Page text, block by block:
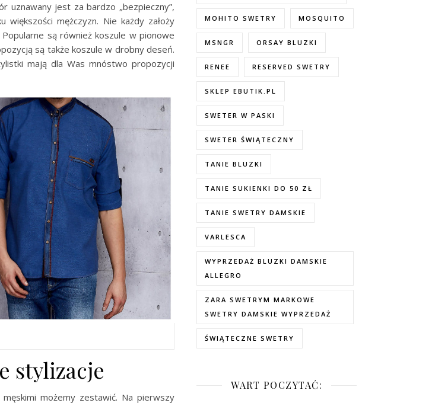
uznawany jest za bardzo „bezpieczny”,
mężczyzn. Nie każdy założy
są również koszule w pionowe
są także koszule w drobny deseń.
mają dla Was mnóstwo propozycji
stylizacje
możemy zestawić. Na pierwszy
MOHITO SWETRY MOSQUITO
MSNGR ORSAY BLUZKI
RENEE RESERVED SWETRY
SKLEP EBUTIK.PL
SWETER W PASKI
SWETER ŚWIĄTECZNY
TANIE BLUZKI
TANIE SUKIENKI DO 50 ZŁ
TANIE SWETRY DAMSKIE
VARLESCA
WYPRZEDAŻ BLUZKI DAMSKIE
ALLEGRO
ZARA SWETRYM MARKOWE
SWETRY DAMSKIE WYPRZEDAŻ
ŚWIĄTECZNE SWETRY
WART POCZYTAĆ: